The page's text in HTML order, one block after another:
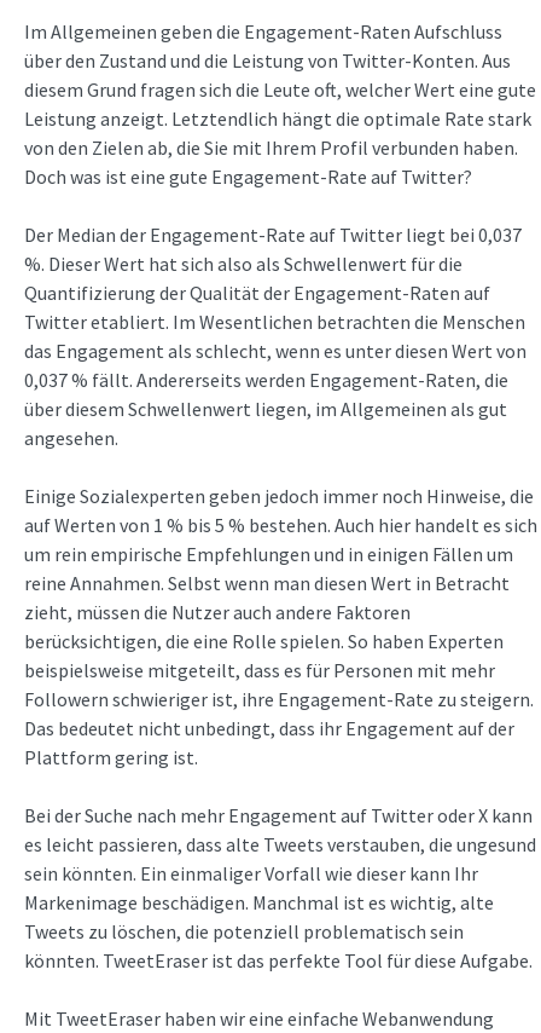
Im Allgemeinen geben die Engagement-Raten Aufschluss
über den Zustand und die Leistung von Twitter-Konten. Aus
diesem Grund fragen sich die Leute oft, welcher Wert eine gute
Leistung anzeigt. Letztendlich hängt die optimale Rate stark
von den Zielen ab, die Sie mit Ihrem Profil verbunden haben.
Doch was ist eine gute Engagement-Rate auf Twitter?
Der Median der Engagement-Rate auf Twitter liegt bei 0,037
%. Dieser Wert hat sich also als Schwellenwert für die
Quantifizierung der Qualität der Engagement-Raten auf
Twitter etabliert. Im Wesentlichen betrachten die Menschen
das Engagement als schlecht, wenn es unter diesen Wert von
0,037 % fällt. Andererseits werden Engagement-Raten, die
über diesem Schwellenwert liegen, im Allgemeinen als gut
angesehen.
Einige Sozialexperten geben jedoch immer noch Hinweise, die
auf Werten von 1 % bis 5 % bestehen. Auch hier handelt es sich
um rein empirische Empfehlungen und in einigen Fällen um
reine Annahmen. Selbst wenn man diesen Wert in Betracht
zieht, müssen die Nutzer auch andere Faktoren
berücksichtigen, die eine Rolle spielen. So haben Experten
beispielsweise mitgeteilt, dass es für Personen mit mehr
Followern schwieriger ist, ihre Engagement-Rate zu steigern.
Das bedeutet nicht unbedingt, dass ihr Engagement auf der
Plattform gering ist.
Bei der Suche nach mehr Engagement auf Twitter oder X kann
es leicht passieren, dass alte Tweets verstauben, die ungesund
sein könnten. Ein einmaliger Vorfall wie dieser kann Ihr
Markenimage beschädigen. Manchmal ist es wichtig, alte
Tweets zu löschen, die potenziell problematisch sein
könnten. TweetEraser ist das perfekte Tool für diese Aufgabe.
Mit TweetEraser haben wir eine einfache Webanwendung